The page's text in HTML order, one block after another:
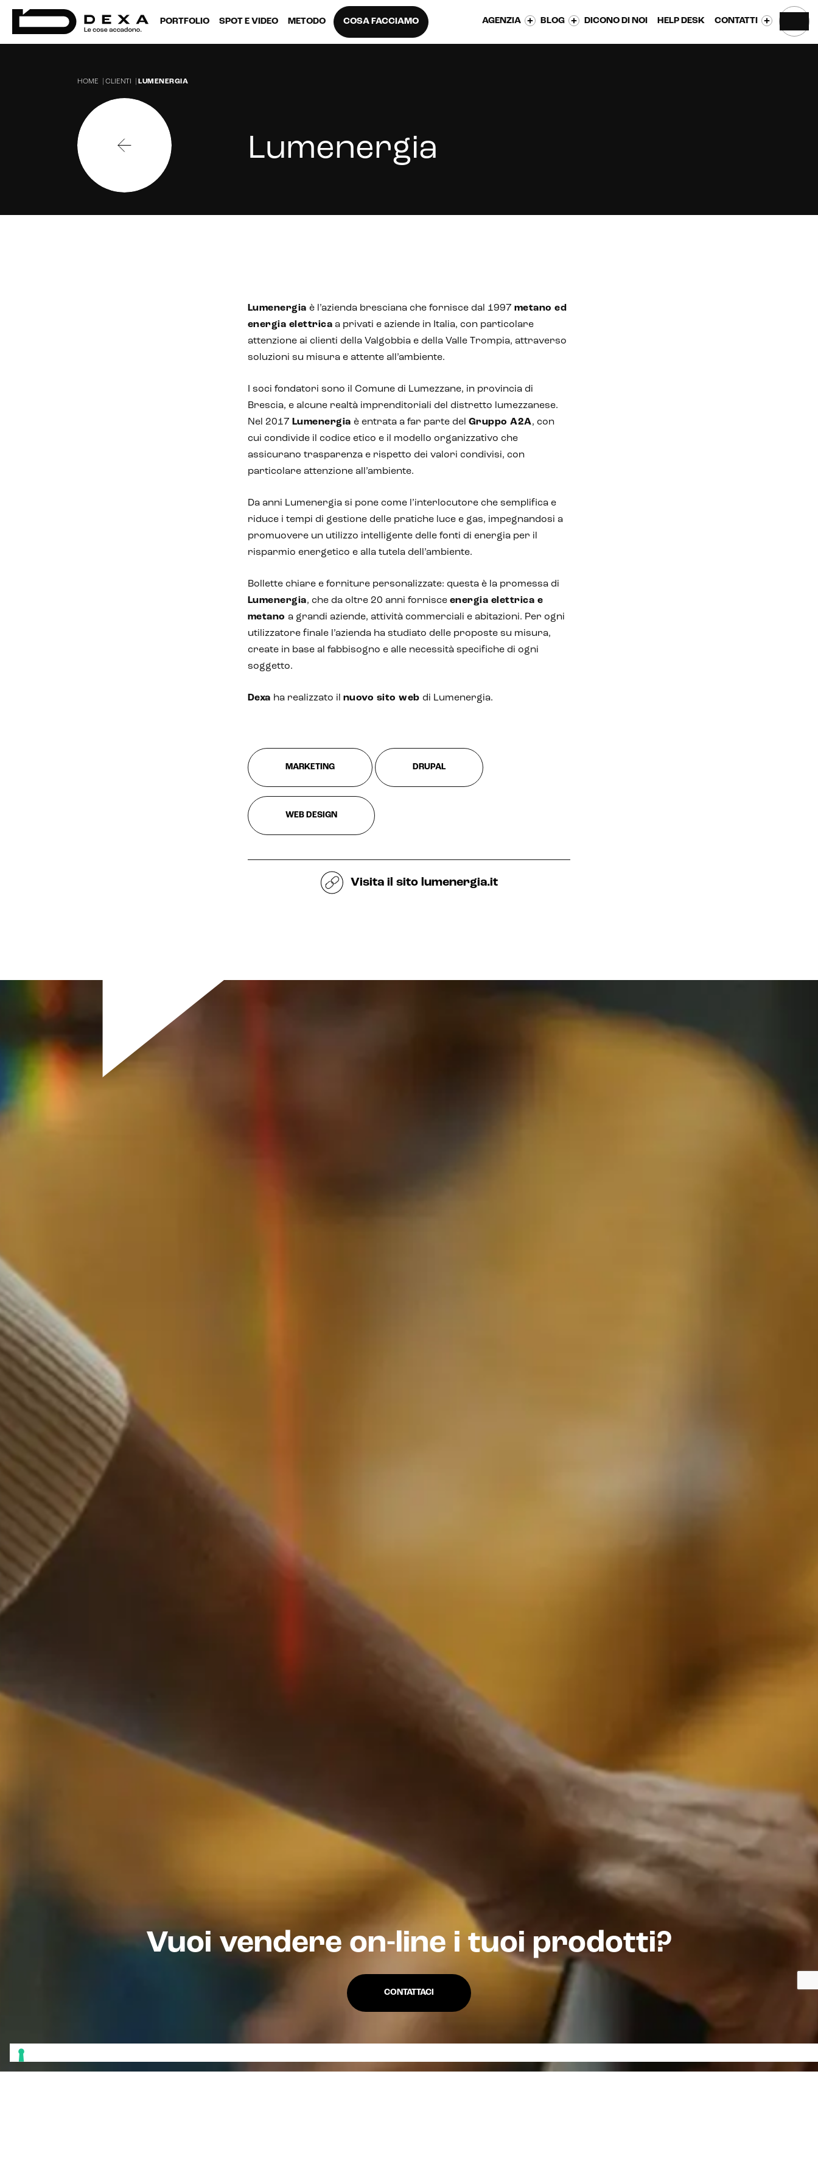
PORTFOLIO SPOT E VIDEO METODO COSA FACCIAMO AGENZIA BLOG DICONO DI NOI HELP DESK CONTATTI
HOME CLIENTI LUMENERGIA
Lumenergia
Lumenergia è l’azienda bresciana che fornisce dal 1997 metano ed
energia elettrica a privati e aziende in Italia, con particolare
attenzione ai clienti della Valgobbia e della Valle Trompia, attraverso
soluzioni su misura e attente all’ambiente.
I soci fondatori sono il Comune di Lumezzane, in provincia di
Brescia, e alcune realtà imprenditoriali del distretto lumezzanese.
Nel 2017 Lumenergia è entrata a far parte del Gruppo A2A, con
cui condivide il codice etico e il modello organizzativo che
assicurano trasparenza e rispetto dei valori condivisi, con
particolare attenzione all’ambiente.
Da anni Lumenergia si pone come l’interlocutore che semplifica e
riduce i tempi di gestione delle pratiche luce e gas, impegnandosi a
promuovere un utilizzo intelligente delle fonti di energia per il
risparmio energetico e alla tutela dell’ambiente.
Bollette chiare e forniture personalizzate: questa è la promessa di
Lumenergia, che da oltre 20 anni fornisce energia elettrica e
metano a grandi aziende, attività commerciali e abitazioni. Per ogni
utilizzatore finale l’azienda ha studiato delle proposte su misura,
create in base al fabbisogno e alle necessità specifiche di ogni
soggetto.
Dexa ha realizzato il nuovo sito web di Lumenergia.
MARKETING DRUPAL
WEB DESIGN
Visita il sito lumenergia.it
Vuoi vendere on-line i tuoi prodotti?
CONTATTACI